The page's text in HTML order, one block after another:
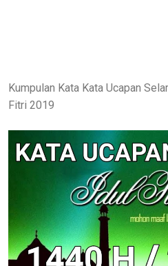
Kumpulan Kata Kata Ucapan
Fitri 2019